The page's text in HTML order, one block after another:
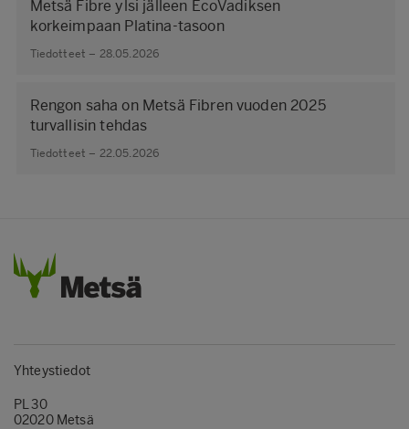
Metsä Fibre ylsi jälleen EcoVadiksen
korkeimpaan Platina-tasoon
Tiedotteet – 28.05.2026
Rengon saha on Metsä Fibren vuoden 2025
turvallisin tehdas
Tiedotteet – 22.05.2026
Yhteystiedot
PL 30
02020 Metsä